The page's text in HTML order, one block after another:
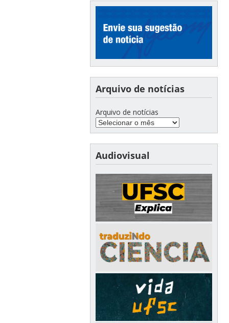
Arquivo de notícias
Arquivo de notícias
Audiovisual